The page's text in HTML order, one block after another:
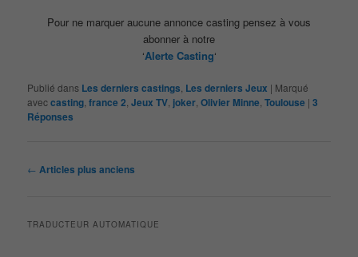
Pour ne marquer aucune annonce casting pensez à vous
abonner à notre
‘Alerte Casting‘
Publié dans Les derniers castings Les derniers Jeux | Marqué
aveccasting ,france 2 ,Jeux TV joker ,Olivier Minne ,Toulouse |3
Réponses
Navigation
← Articles plus anciens
TRADUCTEUR AUTOMATIQUE